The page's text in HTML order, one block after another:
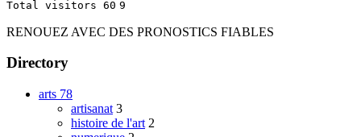
Total visitors 60 9
RENOUEZ AVEC DES PRONOSTICS FIABLES
Directory
arts 78
artisanat 3
histoire de l'art 2